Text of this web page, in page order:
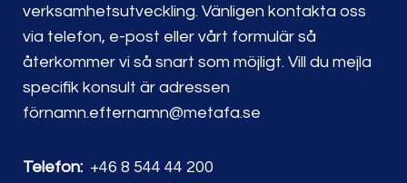
verksamhetsutveckling. Vänligen kontakta oss
via telefon, e-post eller vårt formulär så
återkommer vi så snart som möjligt. Vill du mejla
specifik konsult är adressen
förnamn.efternamn@metafa.se
Telefon: +46 8 544 44 200